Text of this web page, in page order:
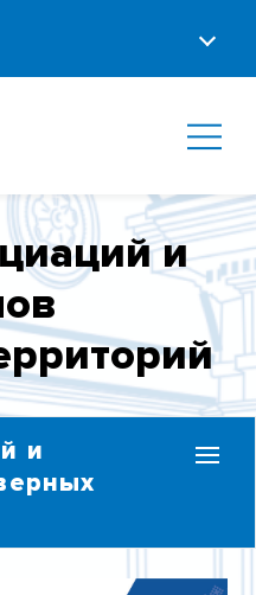
и
и